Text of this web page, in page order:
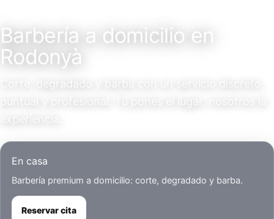
Barbería a domicilio en
Rodonyà
Corte, degradado y barba con un servicio discreto,
puntual y profesional. Tú pones el lugar, nosotros la
En casa
Barbería premium a domicilio: corte, degradado y barba.
Reservar cita